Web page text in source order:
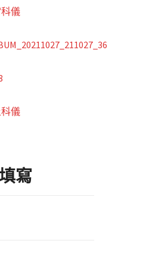
儀
儀
寫